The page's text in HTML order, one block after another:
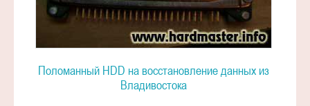
Поломанный HDD на восстановление данных из
Владивостока